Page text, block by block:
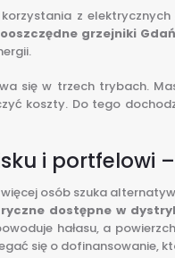
z
grzejniki
się w trzech trybach.
koszty. Do tego
i portfelowi
osób szuka
dostępne w
hałasu, a
się o dofinansowanie,